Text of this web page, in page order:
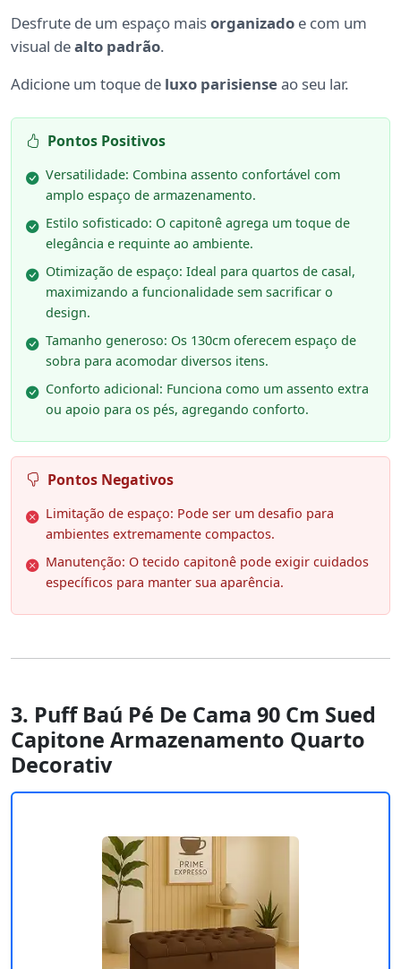
Desfrute de um espaço maisorganizado e com um
visual dealto padrão.
Adicione um toque de luxo parisienseao seu lar.
Pontos Positivos
Versatilidade: Combina assento confortável com
amplo espaço de armazenamento.
Estilo sofisticado: O capitonê agrega um toque de
elegância e requinte ao ambiente.
Otimização de espaço: Ideal para quartos de casal,
maximizando a funcionalidade sem sacrificar o
design.
Tamanho generoso: Os 130cm oferecem espaço de
sobra para acomodar diversos itens.
Conforto adicional: Funciona como um assento extra
ou apoio para os pés, agregando conforto.
Pontos Negativos
Limitação de espaço: Pode ser um desafio para
ambientes extremamente compactos.
Manutenção: O tecido capitonê pode exigir cuidados
específicos para manter sua aparência.
3. Puff Baú Pé De Cama 90 Cm Sued
Capitone Armazenamento Quarto
Decorativ